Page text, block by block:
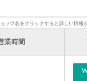
ップ名をクリックすると詳しい情報
業時間